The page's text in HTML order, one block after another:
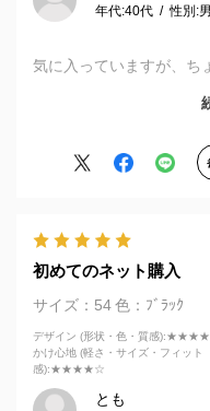
年代:40代 性別:
気に入っていますが、ち
整してもらわなきゃ行け
・試着ができないので
→カメラとかを駆使し
・フレームの形を整える
い
→頭の形状またはフレ
おいてそれに合わせてフ
きないですかね？
初めてのネット購入
サイズ：54色：ﾌﾞﾗｯｸ
デザイン (形状・色・質感)
かけ心地 (軽さ・サイズ・フィット
感):★★★★☆
とも